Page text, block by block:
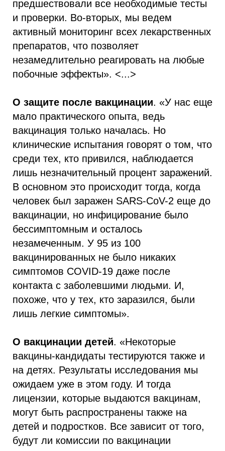
предшествовали все необходимые тесты
и проверки. Во-вторых, мы ведем
активный мониторинг всех лекарственных
препаратов, что позволяет
незамедлительно реагировать на любые
побочные эффекты». <...>
О защите после вакцинации. «У нас еще
мало практического опыта, ведь
вакцинация только началась. Но
клинические испытания говорят о том, что
среди тех, кто привился, наблюдается
лишь незначительный процент заражений.
В основном это происходит тогда, когда
человек был заражен SARS-CoV-2 еще до
вакцинации, но инфицирование было
бессимптомным и осталось
незамеченным. У 95 из 100
вакцинированных не было никаких
симптомов COVID-19 даже после
контакта с заболевшими людьми. И,
похоже, что у тех, кто заразился, были
лишь легкие симптомы».
О вакцинации детей. «Некоторые
вакцины-кандидаты тестируются также и
на детях. Результаты исследования мы
ожидаем уже в этом году. И тогда
лицензии, которые выдаются вакцинам,
могут быть распространены также на
детей и подростков. Все зависит от того,
будут ли комиссии по вакцинации